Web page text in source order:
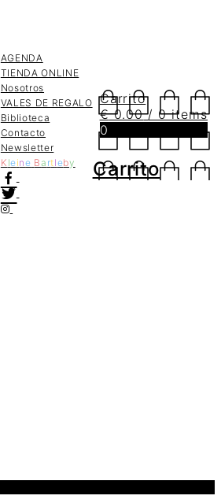
AGENDA
TIENDA ONLINE
Nosotros
VALES DE REGALO
Biblioteca
Contacto
Newsletter
K leine Ba rtleby
Carrito
€0.00 / 0 items
0
Carrito